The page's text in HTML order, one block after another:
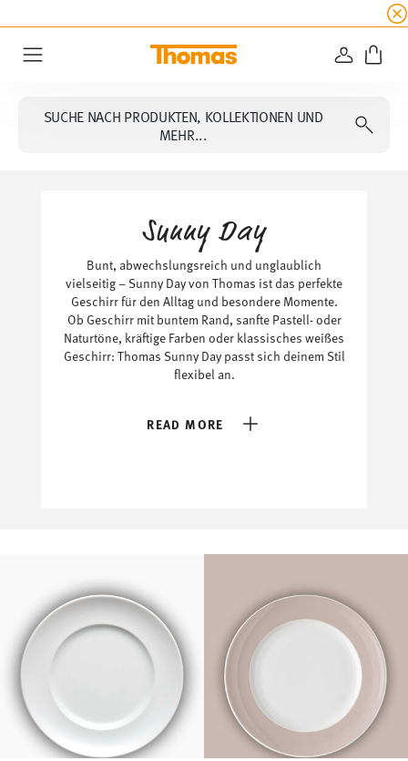
☀️ Bis zu 45% Rabatt auf alle
SUCHE NACH PRODUKTEN, KOLLEKTIONEN UND
MEHR...
Sunny Day
Bunt, abwechslungsreich und unglaublich
vielseitig – Sunny Day von Thomas ist das perfekte
Geschirr für den Alltag und besondere Momente.
Ob Geschirr mit buntem Rand, sanfte Pastell- oder
Naturtöne, kräftige Farben oder klassisches weißes
Geschirr: Thomas Sunny Day passt sich deinem Stil
flexibel an.
READ MORE